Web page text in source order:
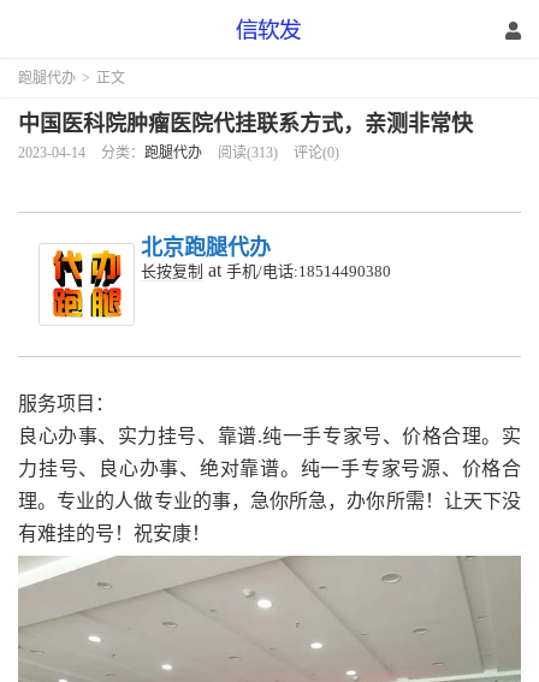
跑腿代办 > 正文
中国医科院肿瘤医院代挂联系方式，亲测非常快
2023-04-14 分类： 跑腿代办 阅读(313) 评论(0)
北京跑腿代办
长按复制 at 手机/电话:18514490380
服务项目：
良心办事、实力挂号、靠谱.纯一手专家号、价格合理。实
力挂号、良心办事、绝对靠谱。纯一手专家号源、价格合
理。专业的人做专业的事，急你所急，办你所需！让天下没
有难挂的号！祝安康！